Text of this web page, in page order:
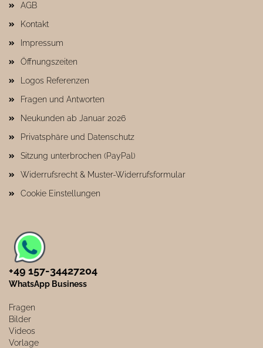
AGB
Kontakt
Impressum
Öffnungszeiten
Logos Referenzen
Fragen und Antworten
Neukunden ab Januar 2026
Privatsphäre und Datenschutz
Sitzung unterbrochen (PayPal)
Widerrufsrecht & Muster-Widerrufsformular
Cookie Einstellungen
+49 157-34427204​
WhatsApp Business
Fragen
Bilder
Videos
Vorlage